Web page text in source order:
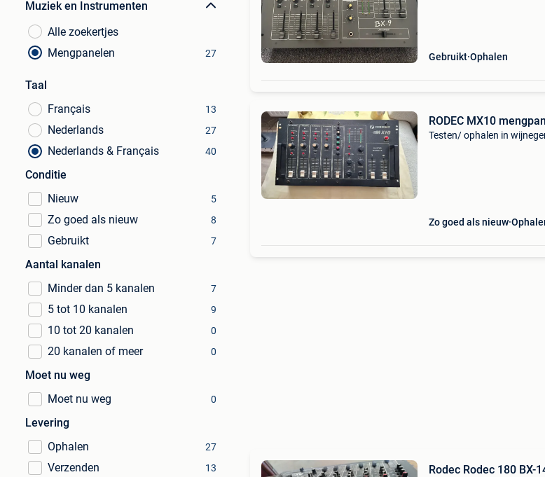
Muziek en Instrumenten
Alle zoekertjes
Mengpanelen
27
Taal
Français
13
Nederlands 27
Nederlands & Français 40
Conditie
Nieuw
5
Zo goed als nieuw 8
Gebruikt 7
Aantal kanalen
Minder dan 5 kanalen
7
5 tot 10 kanalen 9
10 tot 20 kanalen 0
20 kanalen of meer 0
Moet nu weg
Moet nu weg
0
Levering
Ophalen
27
Verzenden 13
Gebruikt Ophalen
RODEC MX10
Testen/ ophalen in
Zo goed als nieuw
Rodec Rodec 180 BX-